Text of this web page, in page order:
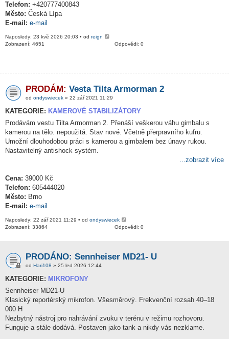
Telefon: +420777400843
Město: Česká Lípa
E-mail: e-mail
Naposledy: 23 kvě 2026 20:03 • od reign
Odpovědi: 0
Zobrazení: 4651
PRODÁM: Vesta Tilta Armorman 2
od ondyswiecek » 22 zář 2021 11:29
KATEGORIE: KAMEROVÉ STABILIZÁTORY
Prodávám vestu Tilta Armorman 2. Přenáší veškerou váhu gimbalu s
kamerou na tělo. nepoužitá. Stav nové. Včetně přerpravního kufru.
Umožní dlouhodobou práci s kamerou a gimbalem bez únavy rukou.
Nastavitelný antishock systém.
...zobrazit více
Cena: 39000 Kč
Telefon: 605444020
Město: Brno
E-mail: e-mail
Naposledy: 22 zář 2021 11:29 • od ondyswiecek
Odpovědi: 0
Zobrazení: 33864
PRODÁNO: Sennheiser MD21- U
od Hari108 » 25 led 2026 12:44
KATEGORIE: MIKROFONY
Sennheiser MD21-U
Klasický reportérský mikrofon. Všesměrový. Frekvenční rozsah 40–18
000 H
Nezbytný nástroj pro nahrávání zvuku v terénu v režimu rozhovoru.
Funguje a stále dodává. Postaven jako tank a nikdy vás nezklame.